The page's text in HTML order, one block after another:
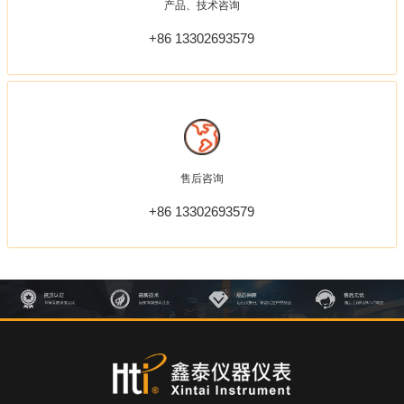
产品、技术咨询
+86 13302693579
售后咨询
+86 13302693579